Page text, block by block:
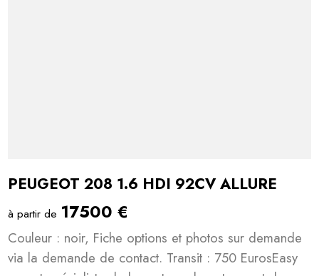
PEUGEOT 208 1.6 HDI 92CV ALLURE
à partir de 17500 €
Couleur : noir, Fiche options et photos sur demande
via la demande de contact. Transit : 750 EurosEasy